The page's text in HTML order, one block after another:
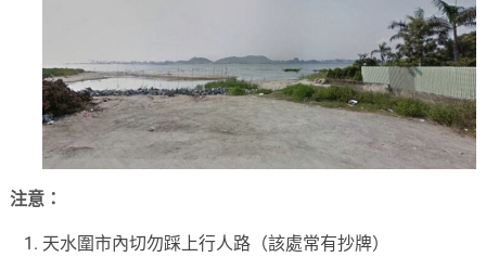
注意：
天水圍市內切勿踩上行人路（該處常有抄牌）